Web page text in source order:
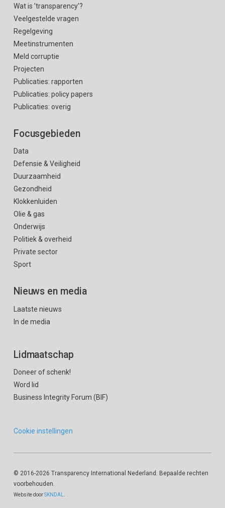
Wat is ’transparency’?
Veelgestelde vragen
Regelgeving
Meetinstrumenten
Meld corruptie
Projecten
Publicaties: rapporten
Publicaties: policy papers
Publicaties: overig
Focusgebieden
Data
Defensie & Veiligheid
Duurzaamheid
Gezondheid
Klokkenluiden
Olie & gas
Onderwijs
Politiek & overheid
Private sector
Sport
Nieuws en media
Laatste nieuws
In de media
Lidmaatschap
Doneer of schenk!
Word lid
Business Integrity Forum (BIF)
Cookie instellingen
© 2016-2026 Transparency International Nederland. Bepaalde rechten
voorbehouden.
Website doorSKNDAL.